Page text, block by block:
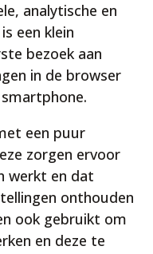
analytische en
een klein
bezoek aan
in de browser
een puur
zorgen ervoor
werkt en dat
onthouden
ook gebruikt om
en deze te